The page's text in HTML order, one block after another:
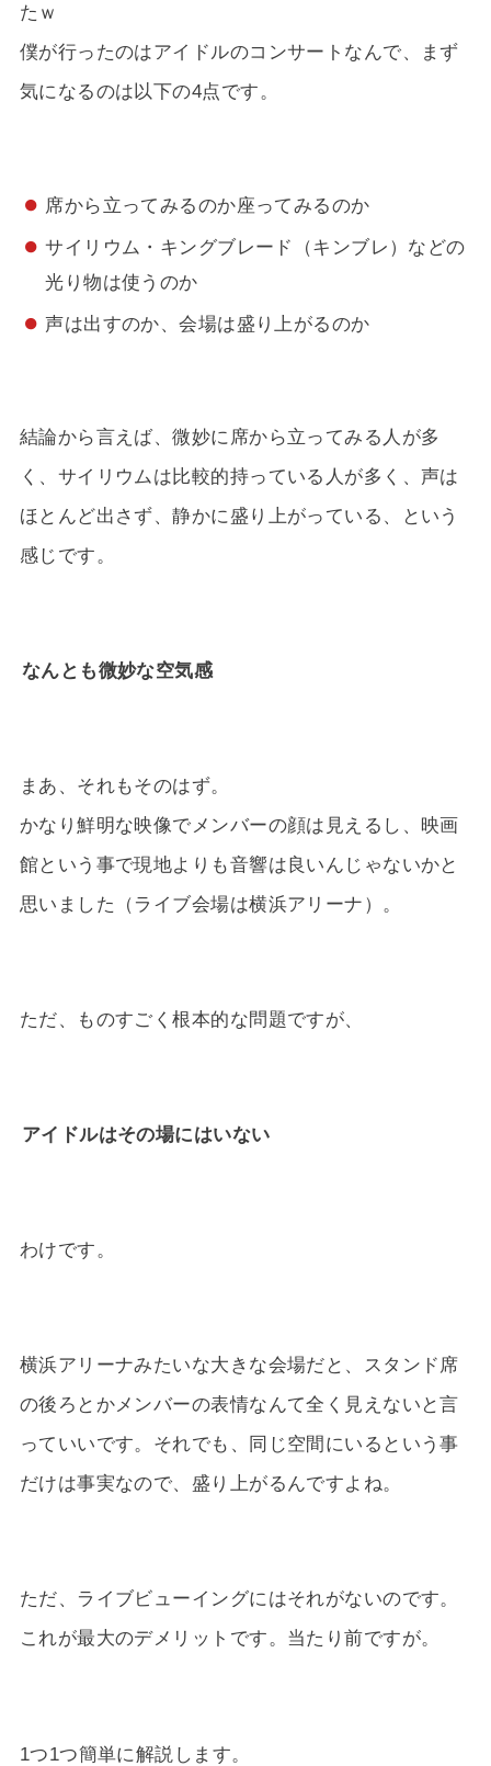
たｗ
僕が行ったのはアイドルのコンサートなんで、まず
気になるのは以下の4点です。
席から立ってみるのか座ってみるのか
サイリウム・キングブレード（キンブレ）などの
光り物は使うのか
声は出すのか、会場は盛り上がるのか
結論から言えば、微妙に席から立ってみる人が多
く、サイリウムは比較的持っている人が多く、声は
ほとんど出さず、静かに盛り上がっている、という
感じです。
なんとも微妙な空気感
まあ、それもそのはず。
かなり鮮明な映像でメンバーの顔は見えるし、映画
館という事で現地よりも音響は良いんじゃないかと
思いました（ライブ会場は横浜アリーナ）。
ただ、ものすごく根本的な問題ですが、
アイドルはその場にはいない
わけです。
横浜アリーナみたいな大きな会場だと、スタンド席
の後ろとかメンバーの表情なんて全く見えないと言
っていいです。それでも、同じ空間にいるという事
だけは事実なので、盛り上がるんですよね。
ただ、ライブビューイングにはそれがないのです。
これが最大のデメリットです。当たり前ですが。
1つ1つ簡単に解説します。